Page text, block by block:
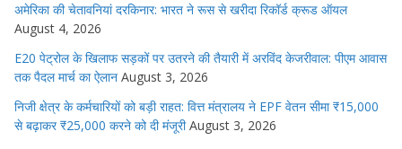
अमेरिका की चेतावनियां दरकिनार: भारत ने रूस से खरीदा रिकॉर्ड क्रूड ऑयल
August 4, 2026
E20 पेट्रोल के खिलाफ सड़कों पर उतरने की तैयारी में अरविंद केजरीवाल: पीएम आवास
तक पैदल मार्च का ऐलान August 3, 2026
निजी क्षेत्र के कर्मचारियों को बड़ी राहत: वित्त मंत्रालय ने EPF वेतन सीमा ₹15,000
से बढ़ाकर ₹25,000 करने को दी मंजूरी August 3, 2026